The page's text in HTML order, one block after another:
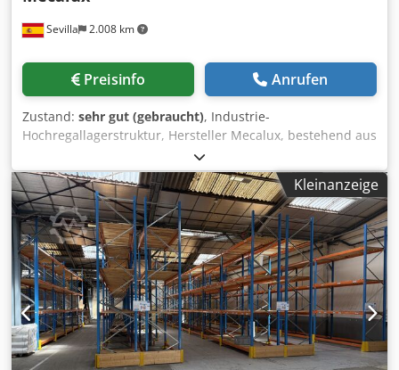
Sevilla 2.008 km
Preisinfo Anrufen
Zustand: sehr gut (gebraucht), Industrie-
Hochregallagerstruktur, Hersteller Mecalux, bestehend aus
6 vollständig begehbaren Ebenen. Ca. 80-100 m² pro
Ebene (insgesamt ca. 500-600 m² begehbare Fläche).
Merkmale: 6 begehbare Ebenen mit Boden aus
Metallblech Integrierte Beleuchtung pro Ebene Perimeter-
Auffanggitter Sicherheitsgeländer an den Rändern
Zugangstreppen zwischen den Ebenen Integriertes
seitliches Palettenregal Gesamthöhe ca. 12-15 m Zustand:
gebraucht, gut erhalten, aktuell montiert und in Betrieb.
Standort: Sevilla (Spanien). Vor-Ort-Besichtigung nach
Terminvereinbarung möglich. Codoy R Eg Depfx Agnjrf
Demontage, Transport und Wiederaufbau erfolgen auf
Kosten des Käufers. Sofort verfügbar.
Kleinanzeige